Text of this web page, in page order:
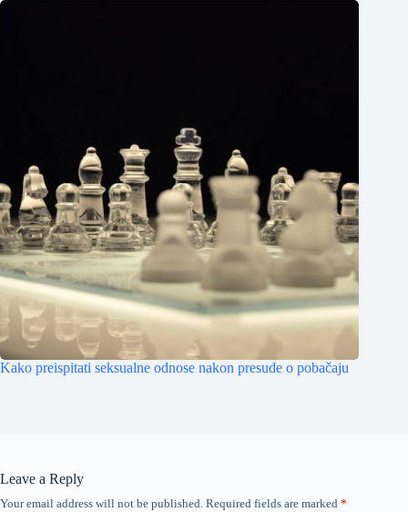
Kako preispitati seksualne odnose nakon presude o pobačaju
Leave a Reply
Your email address will not be published. Required fields are marked *